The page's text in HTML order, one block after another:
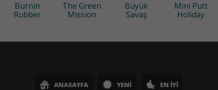
Burnin
Rubber
The Green
Mission
Büyük
Savaş
Mini Putt
Holiday
ANASAYFA YENI EN İYI